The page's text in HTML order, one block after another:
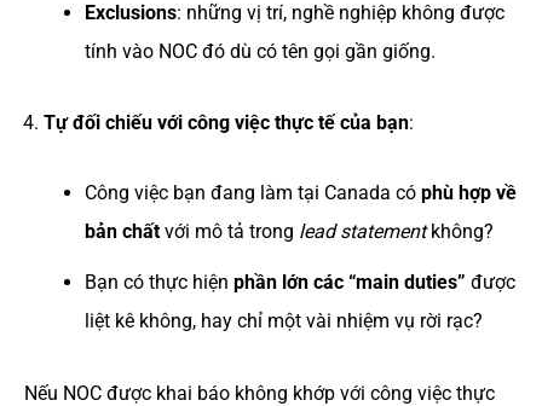
Exclusions: những vị trí, nghề nghiệp không được
tính vào NOC đó dù có tên gọi gần giống.
Tự đối chiếu với công việc thực tế của bạn:
Công việc bạn đang làm tại Canada có phù hợp về
bản chấtvới mô tả trong lead statementkhông?
Bạn có thực hiện phần lớn các “main duties” được
liệt kê không, hay chỉ một vài nhiệm vụ rời rạc?
Nếu NOC được khai báo không khớp với công việc thực